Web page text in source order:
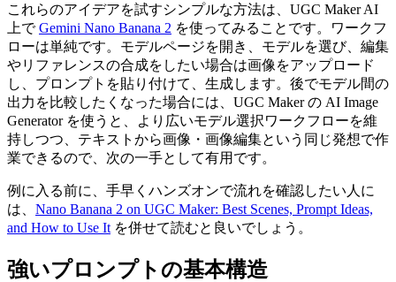
これらのアイデアを試すシンプルな方法は、UGC Maker AI
上でGemini Nano Banana 2 を使ってみることです。ワークフ
ローは単純です。モデルページを開き、モデルを選び、編集
やリファレンスの合成をしたい場合は画像をアップロード
し、プロンプトを貼り付けて、生成します。後でモデル間の
出力を比較したくなった場合には、UGC Maker の AI Image
Generator を使うと、より広いモデル選択ワークフローを維
持しつつ、テキストから画像・画像編集という同じ発想で作
業できるので、次の一手として有用です。
例に入る前に、手早くハンズオンで流れを確認したい人に
は、 Nano Banana 2 on UGC Maker: Best Scenes, Prompt Ideas,
and How to Use It を併せて読むと良いでしょう。
強いプロンプトの基本構造